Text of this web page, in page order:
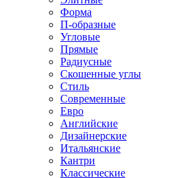
Форма
П-образные
Угловые
Прямые
Радиусные
Скошенные углы
Стиль
Современные
Евро
Английские
Дизайнерские
Итальянские
Кантри
Классические